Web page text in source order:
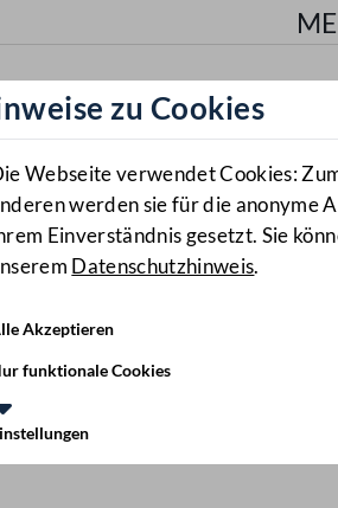
zu Cookies
Webseite verwendet Cookies:
werden sie für die anonyme
Einverständnis gesetzt. Sie
Datenschutzhinweis.
Akzeptieren
funktionale Cookies
(Smart Meter) –